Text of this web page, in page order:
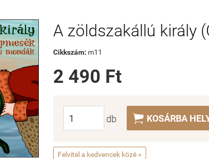
A zöldszakállú király
Cikkszám: m11
2 490 Ft
db  KOSÁRBA
Felvitel a kedvencek közé »